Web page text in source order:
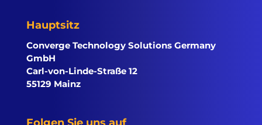
Hauptsitz
Converge Technology Solutions Germany
GmbH
Carl-von-Linde-Straße 12
55129 Mainz